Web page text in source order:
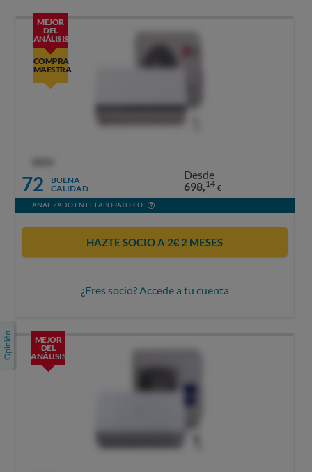
MEJOR
DEL
ANÁLISIS
COMPRA
MAESTRA
72
BUENA
CALIDAD
Desde
698,14 €
ANALIZADO EN EL LABORATORIO
HAZTE SOCIO A 2€ 2 MESES
¿Eres socio? Accede a tu cuenta
MEJOR
DEL
ANÁLISIS